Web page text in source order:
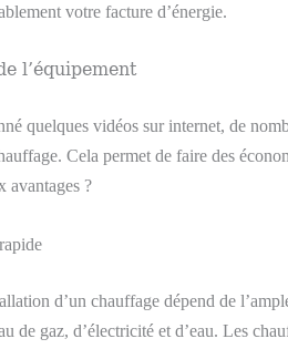
votre facture d’énergie.
l’équipement
quelques vidéos sur internet, de
Cela permet de faire des
avantages ?
allation d’un chauffage dépend de
de gaz, d’électricité et d’eau. Les